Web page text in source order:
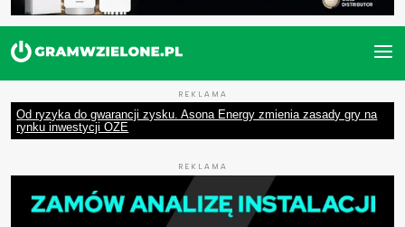
REKLAMA
Od ryzyka do gwarancji zysku. Asona Energy zmienia zasady gry na
rynku inwestycji OZE
REKLAMA